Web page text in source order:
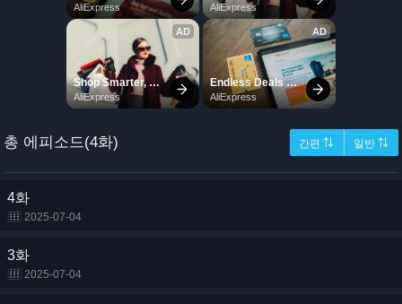
총 에피소드(4화) 간편 ⇅ 일반 ⇅
4화
2025-07-04
3화
2025-07-04